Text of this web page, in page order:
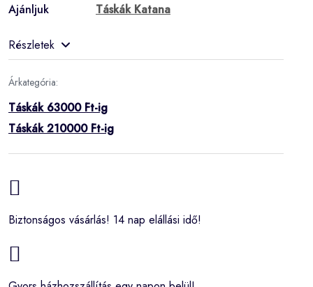
Ajánljuk
Táskák Katana
Részletek
Árkategória:
Táskák 63000 Ft-ig
Táskák 210000 Ft-ig
Biztonságos vásárlás! 14 nap elállási idő!